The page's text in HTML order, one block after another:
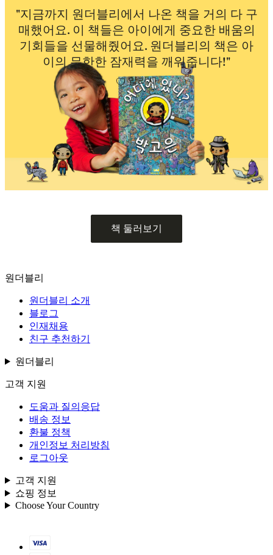
"지금까지 원더블리에서 나온 책을 거의 다 구
매했어요. 이 책들은 아이에게 중요한 배움의
기회들을 선물해줬어요. 원더블리의 책은 아
이의 무한한 잠재력을 깨워줍니다!"
알리사
책 둘러보기
원더블리
원더블리 소개
블로그
인재채용
친구 추천하기
원더블리
고객 지원
도움과 질의응답
배송 정보
환불 정책
개인정보 처리방침
로그아웃
고객 지원
쇼핑 정보
Choose Your Country